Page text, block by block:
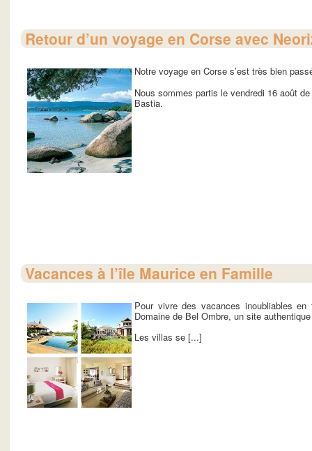
Retour d’un voyage en Corse avec
Notre voyage en Corse s’est très bien
Nous sommes partis le vendredi 16 août
Bastia.
Vacances à l’île Maurice en Famille
Pour vivre des vacances inoubliables
Domaine de Bel Ombre, un site
Les villas se [...]